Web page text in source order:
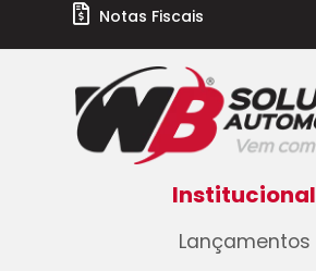
Notas Fiscais
Institucional
Lançamentos